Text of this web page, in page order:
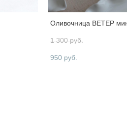
Оливочница ВЕТЕР
1 300 pуб.
950 pуб.